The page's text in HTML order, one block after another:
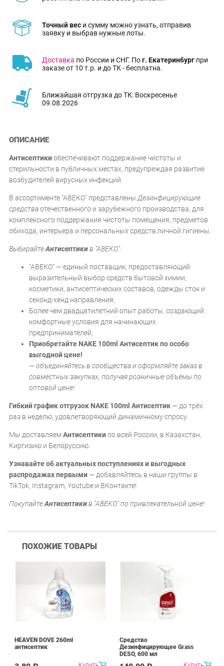
Точный вес и сумму можно узнать, отправив
заявку и выбрав нужные лоты.
Доставка по России и СНГ. Пог. Екатеринбург при
заказе от 10 т.р. и до ТК - бесплатна.
Ближайшая отгрузка до ТК: Воскресенье
09.08.2026
ОПИСАНИЕ
Антисептикиобеспечивают поддержание чистоты и
стерильности в публичных местах, предупреждая развитие
возбудителей вирусных инфекций.
В ассортименте "АВЕКО" представленыДезинфицирующие
средстваотечественного и зарубежного производства, для
комплексного поддержания чистоты помещения, предметов
обихода, интерьера и персональных средств личной гигиены.
ВыбирайтеАнтисептикив "АВЕКО":
"АВЕКО" — единый поставщик, предоставляющий
выразительный выбор средств бытовой химии,
косметики, антисептических составов, одежды сток и
секонд-хенд направления;
Более чем двадцатилетний опыт работы, создающий
комфортные условия для начинающих
предпринимателей;
Приобретайте NAKE 100ml Антисептик по особо
выгодной цене!
—объединяйтесь в сообщества и оформляйте заказ в
совместных закупках, получая розничные объёмы по
оптовой цене!
Гибкий график отгрузок NAKE 100ml Антисептик — до трёх
раз в неделю, удовлетворяющий динамичному спросу.
Мы доставляемАнтисептики по всей России, в Казахстан,
Киргизию и Белоруссию.
Узнавайте об актуальных поступлениях и выгодных
распродажах первыми — добавляйтесь в наши группы в
TikTok, Instagram, Youtube и ВКонтакте!
ПокупайтеАнтисептикив "АВЕКО" по привлекательной цене!
ПОХОЖИЕ ТОВАРЫ
HEAVEN DOVE 260ml
антисептик
Средство
Дезинфицирующее Grass
DESO, 600 мл